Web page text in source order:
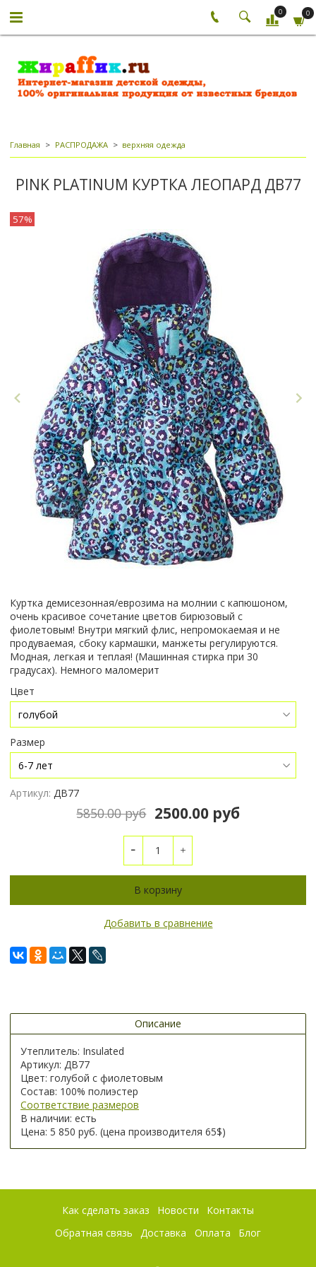
0 0
Главная РАСПРОДАЖА верхняя одежда
PINK PLATINUM КУРТКА ЛЕОПАРД ДВ77
57%
Куртка демисезонная/еврозима на молнии с капюшоном,
очень красивое сочетание цветов бирюзовый с
фиолетовым! Внутри мягкий флис, непромокаемая и не
продуваемая, сбоку кармашки, манжеты регулируются.
Модная, легкая и теплая! (Машинная стирка при 30
градусах). Немного маломерит
Цвет
Размер
Артикул: ДВ77
5850.00 руб 2500.00 руб
В корзину
Добавить в сравнение
Описание
Утеплитель: Insulated
Артикул: ДВ77
Цвет: голубой с фиолетовым
Состав: 100% полиэстер
Соответствие размеров
В наличии: есть
Цена: 5 850 руб. (цена производителя 65$)
Как сделать заказ Новости
Контакты
Обратная связь
Доставка Оплата Блог